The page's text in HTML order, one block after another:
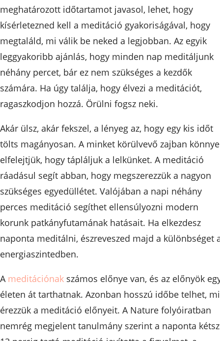
meghatározott időtartamot javasol, lehet, hogy
kísérletezned kell a meditáció gyakoriságával, hogy
megtaláld, mi válik be neked a legjobban. Az egyik
leggyakoribb ajánlás, hogy minden nap meditáljunk
néhány percet, bár ez nem szükséges a kezdők
számára. Ha úgy találja, hogy élvezi a meditációt,
ragaszkodjon hozzá. Örülni fogsz neki.
Akár ülsz, akár fekszel, a lényeg az, hogy egy kis időt
tölts magányosan. A minket körülvevő zajban
elfelejtjük, hogy tápláljuk a lelkünket. A meditáció
ráadásul segít abban, hogy megszerezzük a nagyon
szükséges egyedüllétet. Valójában a napi néhány
perces meditáció segíthet ellensúlyozni modern
korunk patkányfutamának hatásait. Ha elkezdesz
naponta meditálni, észreveszed majd a különbséget
energiaszintedben.
A meditációnak számos előnye van, és az előnyök
életen át tarthatnak. Azonban hosszú időbe telhet,
érezzük a meditáció előnyeit. A Nature folyóiratban
nemrég megjelent tanulmány szerint a naponta